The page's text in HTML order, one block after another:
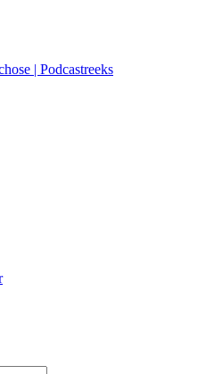
| Podcastreeks